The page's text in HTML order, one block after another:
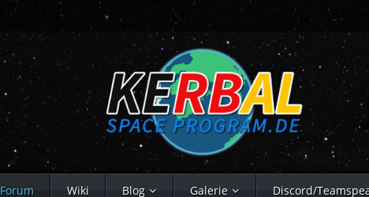
Forum Wiki Blog Galerie Discord/